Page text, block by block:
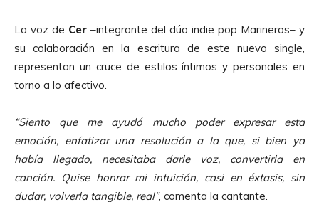
La voz de Cer –integrante del dúo indie pop Marineros– y
su colaboración en la escritura de este nuevo single,
representan un cruce de estilos íntimos y personales en
torno a lo afectivo.
“Siento que me ayudó mucho poder expresar esta
emoción, enfatizar una resolución a la que, si bien ya
había llegado, necesitaba darle voz, convertirla en
canción. Quise honrar mi intuición, casi en éxtasis, sin
dudar, volverla tangible, real”, comenta la cantante.